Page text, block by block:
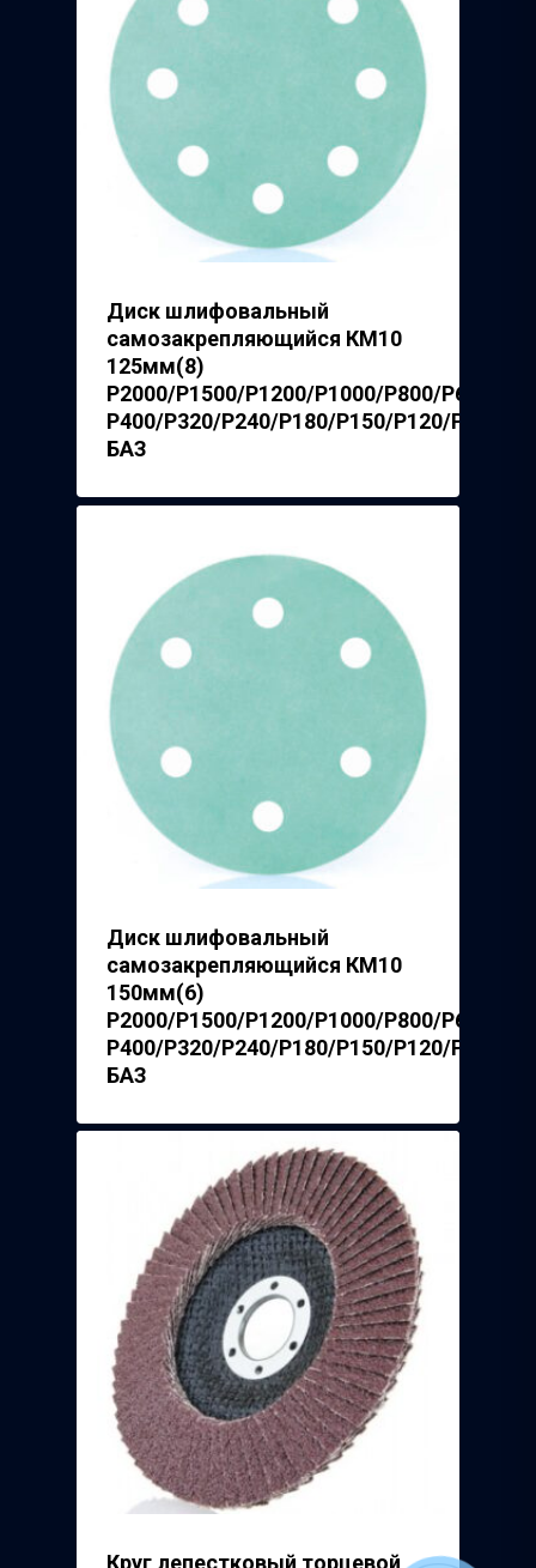
Диск шлифовальный
самозакрепляющийся КМ10
125мм(8)
P2000/P1500/P1200/P1000/P800/P600/
Р400/P320/P240/P180/P150/P120/P100/
БАЗ
Диск шлифовальный
самозакрепляющийся КМ10
150мм(6)
P2000/P1500/P1200/P1000/P800/P600/
Р400/P320/P240/P180/P150/P120/P100/
БАЗ
Круг лепестковый торцевой